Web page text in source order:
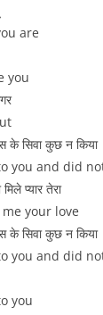
are
you
के सिवा कुछ न किया
you and did
प्यार तेरा
your love
के सिवा कुछ न किया
you and did
you